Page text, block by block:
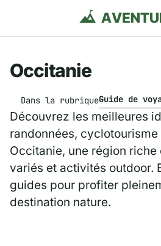
Occitanie
Dans la rubriqueGuide de
Découvrez les meilleures
randonnées,
Occitanie, une région riche
variés et activités outdoor.
guides pour profiter
destination nature.